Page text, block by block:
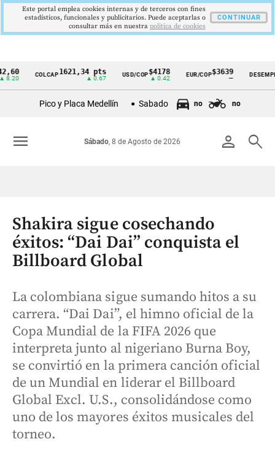
Cintillo
Colombia
COLCAP1621,34 pts USD/COP$4178
▲ 0.42
EUR/COP$3639
—
DESEMPLEO
▼
Pico y Placa Medellín Sabado no no
person search
Sábado, 8 de Agosto de 2026
menu
Shakira sigue cosechando
éxitos: “Dai Dai” conquista el
Billboard Global
La colombiana sigue sumando hitos a su
carrera. “Dai Dai”, el himno oficial de la
Copa Mundial de la FIFA 2026 que
interpreta junto al nigeriano Burna Boy,
se convirtió en la primera canción oficial
de un Mundial en liderar el Billboard
Global Excl. U.S., consolidándose como
uno de los mayores éxitos musicales del
torneo.
Este portal emplea cookies internas y de terceros con fines
estadísticos, funcionales y publicitarios. Puede aceptarlas o
consultar más en nuestra politica de cookies
CONTINUAR